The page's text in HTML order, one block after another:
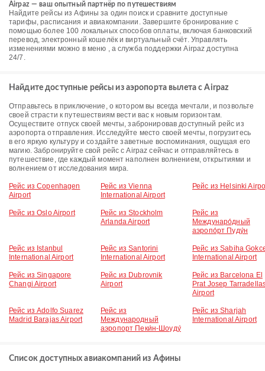
Airpaz — ваш опытный партнёр по путешествиям
Найдите рейсы из Афины за один поиск и сравните доступные
тарифы, расписания и авиакомпании. Завершите бронирование с
помощью более 100 локальных способов оплаты, включая банковский
перевод, электронный кошелёк и виртуальный счёт. Управлять
изменениями можно в меню , а служба поддержки Airpaz доступна
24/7.
Найдите доступные рейсы из аэропорта вылета с Airpaz
Отправьтесь в приключение, о котором вы всегда мечтали, и позвольте
своей страсти к путешествиям вести вас к новым горизонтам.
Осуществите отпуск своей мечты, забронировав доступный рейс из
аэропорта отправления. Исследуйте место своей мечты, погрузитесь
в его яркую культуру и создайте заветные воспоминания, ощущая его
магию. Забронируйте свой рейс с Airpaz сейчас и отправляйтесь в
путешествие, где каждый момент наполнен волнением, открытиями и
волнением от исследования мира.
Рейс из Copenhagen
Airport
Рейс из Vienna
International Airport
Рейс из Helsinki
Рейс из Oslo Airport
Рейс из Stockholm
Arlanda Airport
Рейс из
Междунаро́дный
аэропо́рт Пуду́н
Рейс из Istanbul
International Airport
Рейс из Santorini
International Airport
Рейс из Sabiha
International Airport
Рейс из Singapore
Changi Airport
Рейс из Dubrovnik
Airport
Рейс из Barcelona El
Prat Josep
Airport
Рейс из Adolfo Suarez
Madrid Barajas Airport
Рейс из
Международный
аэропорт Пеки́н-Шоуду́
Рейс из Sharjah
International Airport
Список доступных авиакомпаний из Афины